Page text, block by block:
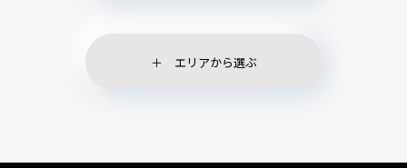
エリアから選ぶ